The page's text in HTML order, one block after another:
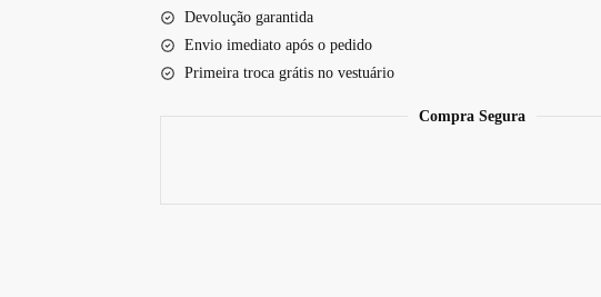
quantidade
Devolução garantida
Envio imediato após o pedido
Primeira troca grátis no vestuário
Compra Segura